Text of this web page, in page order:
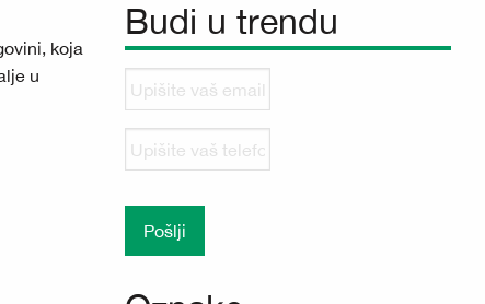
koja
u
Budi u trendu
vaš
vaš
broj